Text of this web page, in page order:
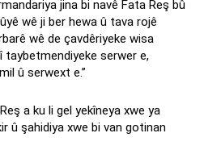
jina bi navê Fata Reş bû
wê ji ber hewa û tava rojê
wê de çavdêriyeke wisa
taybetmendiyeke serwer e,
û serwext e.”
a ku li gel yekîneya xwe ya
û şahidiya xwe bi van gotinan